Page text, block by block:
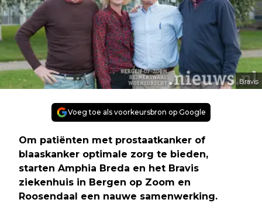
Bravis
Voeg toe als voorkeursbron op Google
Om patiënten met prostaatkanker of
blaaskanker optimale zorg te bieden,
starten Amphia Breda en het Bravis
ziekenhuis in Bergen op Zoom en
Roosendaal een nauwe samenwerking.